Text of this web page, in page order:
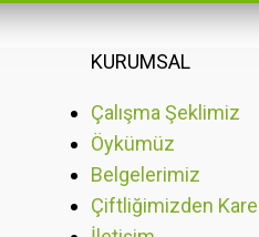
KURUMSAL
Çalışma Şeklimiz
Öykümüz
Belgelerimiz
Çiftliğimizden